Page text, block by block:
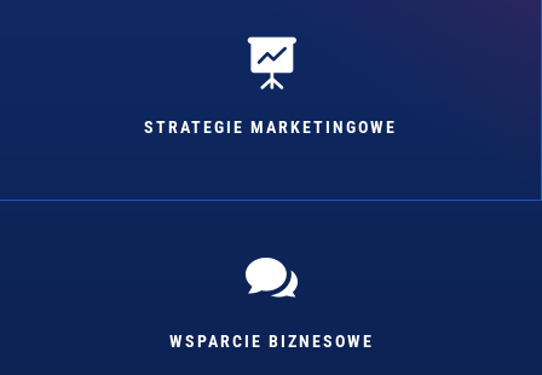

STRATEGIE MARKETINGOWE

WSPARCIE BIZNESOWE